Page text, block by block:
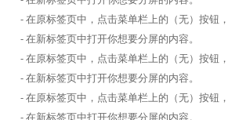
- 在原标签页中，点击菜单栏上的（无）按钮，
- 在新标签页中打开你想要分屏的内容。
- 在原标签页中，点击菜单栏上的（无）按钮，
- 在新标签页中打开你想要分屏的内容。
- 在原标签页中，点击菜单栏上的（无）按钮，